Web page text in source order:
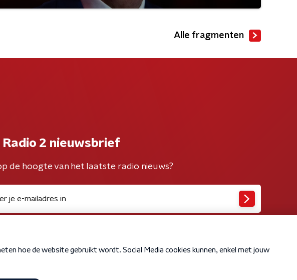
Alle fragmenten
Radio 2 nieuwsbrief
de hoogte van het laatste radio nieuws?